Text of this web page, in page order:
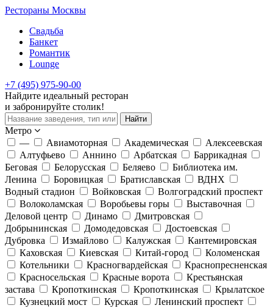
Рестораны Москвы
Свадьба
Банкет
Романтик
Lounge
+7 (495) 975-90-00
Найдите идеальный ресторан
и забронируйте столик!
Найти
Метро
—
Авиамоторная Академическая
Алексеевская
Алтуфьево
Аннино Арбатская
Баррикадная
Беговая
Белорусская Беляево
Библиотека им.
Ленина
Боровицкая Братиславская
ВДНХ
Водный стадион
Войковская
Волгоградский проспект
Волоколамская
Воробьевы горы
Выставочная
Деловой центр
Динамо
Дмитровская
Добрынинская
Домодедовская
Достоевская
Дубровка
Измайлово Калужская
Кантемировская
Каховская
Киевская Китай-город
Коломенская
Котельники
Красногвардейская
Краснопресненская
Красносельская
Красные ворота
Крестьянская
застава
Кропоткинская Кропоткинская
Крылатское
Кузнецкий мост
Курская
Ленинский проспект